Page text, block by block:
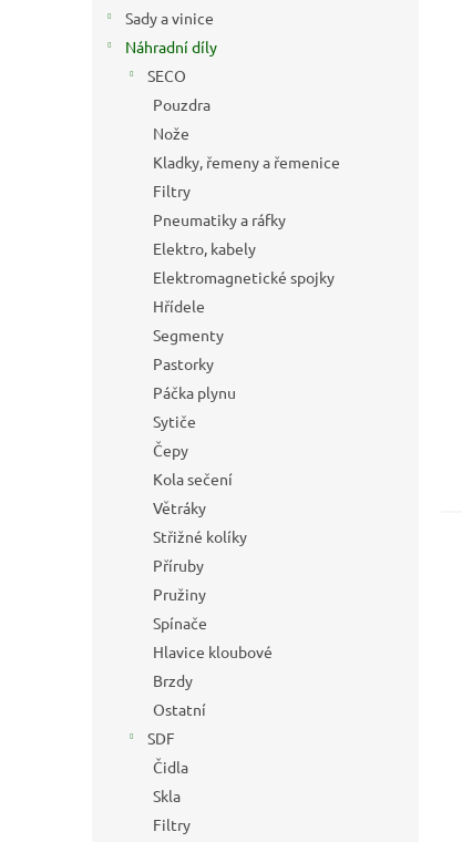
Sady a vinice
Náhradní díly
SECO
Pouzdra
Nože
Kladky, řemeny a řemenice
Filtry
Pneumatiky a ráfky
Elektro, kabely
Elektromagnetické spojky
Hřídele
Segmenty
Pastorky
Páčka plynu
Sytiče
Čepy
Kola sečení
Větráky
Střižné kolíky
Příruby
Pružiny
Spínače
Hlavice kloubové
Brzdy
Ostatní
SDF
Čidla
Skla
Filtry